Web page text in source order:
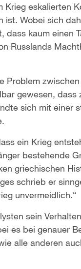
Krieg eskalierten
ist. Wobei sich
dass kaum einen
Russlands
Problem
gewesen, dass
sich mit einer
ein Krieg
bestehende
griechischen
schrieb er
unvermeidlich.“
sein
es bei genauer
alle anderen